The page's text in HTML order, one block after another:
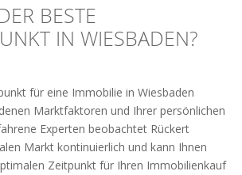
BESTE
IN WIESBADEN?
für eine Immobilie in Wiesbaden
Marktfaktoren und Ihrer persönlichen
Experten beobachtet Rückert
Markt kontinuierlich und kann Ihnen
Zeitpunkt für Ihren Immobilienkauf